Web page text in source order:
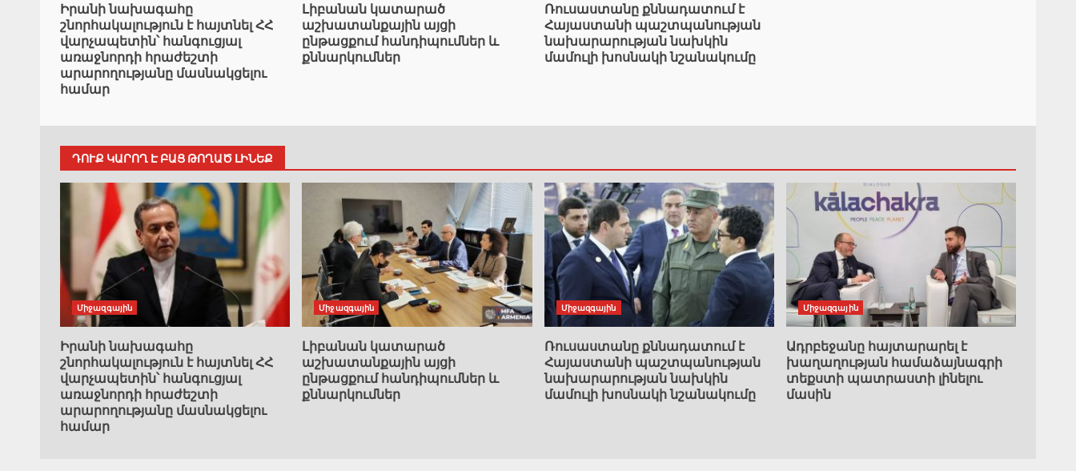
Իրանի նախագահը
շնորհակալություն է հայտնել ՀՀ
վարչապետին՝ հանգուցյալ
առաջնորդի հրաժեշտի
արարողությանը մասնակցելու
համար
Լիբանան կատարած
աշխատանքային այցի
ընթացքում հանդիպումներ և
քննարկումներ
Ռուսաստանը քննադատում է
Հայաստանի պաշտպանության
նախարարության նախկին
մամուլի խոսնակի նշանակումը
ԴՈՒՔ ԿԱՐՈՂ Է ԲԱՑ ԹՈՂԱԾ ԼԻՆԵՔ
Միջազգային
Իրանի նախագահը
շնորհակալություն է հայտնել ՀՀ
վարչապետին՝ հանգուցյալ
առաջնորդի հրաժեշտի
արարողությանը մասնակցելու
համար
Միջազգային
Լիբանան կատարած
աշխատանքային այցի
ընթացքում հանդիպումներ և
քննարկումներ
Միջազգային
Ռուսաստանը քննադատում է
Հայաստանի պաշտպանության
նախարարության նախկին
մամուլի խոսնակի նշանակումը
Միջազգային
Ադրբեջանը հայտարարել է
խաղաղության համաձայնագրի
տեքստի պատրաստի լինելու
մասին